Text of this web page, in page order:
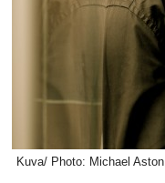
Kuva/ Photo: Michael Aston